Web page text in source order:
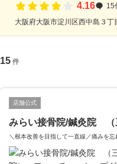
4.16
15
大阪府大阪市淀川区西中島３
15 件
店舗公式
みらい接骨院/鍼灸院
＼根本改善を目指して一直線／痛みを